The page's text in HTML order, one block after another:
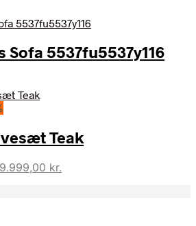
Sofa 5537fu5537y116
Teak
kr.